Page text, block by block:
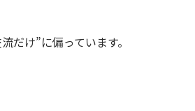
だけ”に偏っています。